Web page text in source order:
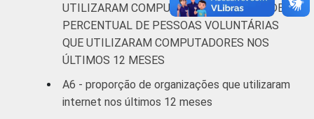
UTILIZARAM COMPUTADOR, POR FAIXA DE
PERCENTUAL DE PESSOAS VOLUNTÁRIAS
QUE UTILIZARAM COMPUTADORES NOS
ÚLTIMOS 12 MESES
A6 - proporção de organizações que utilizaram
internet nos últimos 12 meses